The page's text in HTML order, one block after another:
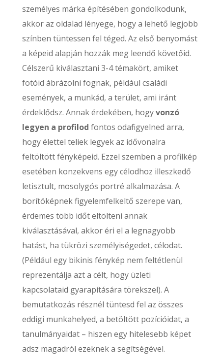
személyes márka építésében gondolkodunk,
akkor az oldalad lényege, hogy a lehető legjobb
színben tüntessen fel téged. Az első benyomást
a képeid alapján hozzák meg leendő követőid.
Célszerű kiválasztani 3-4 témakört, amiket
fotóid ábrázolni fognak, például családi
események, a munkád, a terület, ami iránt
érdeklődsz. Annak érdekében, hogyvonzó
legyen a profilod fontos odafigyelned arra,
hogy élettel teliek legyek az idővonalra
feltöltött fényképeid. Ezzel szemben a profilkép
esetében konzekvens egy célodhoz illeszkedő
letisztult, mosolygós portré alkalmazása. A
borítóképnek figyelemfelkeltő szerepe van,
érdemes több időt eltölteni annak
kiválasztásával, akkor éri el a legnagyobb
hatást, ha tükrözi személyiségedet, célodat.
(Például egy bikinis fénykép nem feltétlenül
reprezentálja azt a célt, hogy üzleti
kapcsolataid gyarapítására törekszel). A
bemutatkozás résznél tüntesd fel az összes
eddigi munkahelyed, a betöltött pozícióidat, a
tanulmányaidat – hiszen egy hitelesebb képet
adsz magadról ezeknek a segítségével.